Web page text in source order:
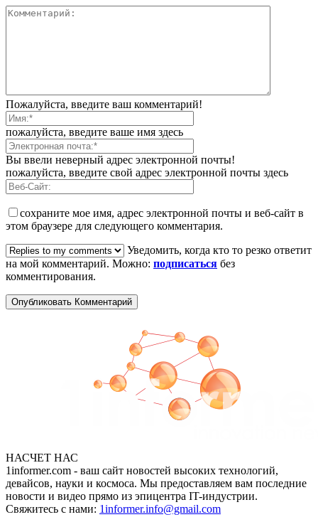
Пожалуйста, введите ваш комментарий!
пожалуйста, введите ваше имя здесь
Вы ввели неверный адрес электронной почты!
пожалуйста, введите свой адрес электронной почты здесь
сохраните мое имя, адрес электронной почты и веб-сайт в
этом браузере для следующего комментария.
Уведомить, когда кто то резко ответит
на мой комментарий. Можно: подписаться без
комментирования.
НАСЧЕТ НАС
1informer.com - ваш сайт новостей высоких технологий,
девайсов, науки и космоса. Мы предоставляем вам последние
новости и видео прямо из эпицентра IT-индустрии.
Свяжитесь с нами: 1informer.info@gmail.com